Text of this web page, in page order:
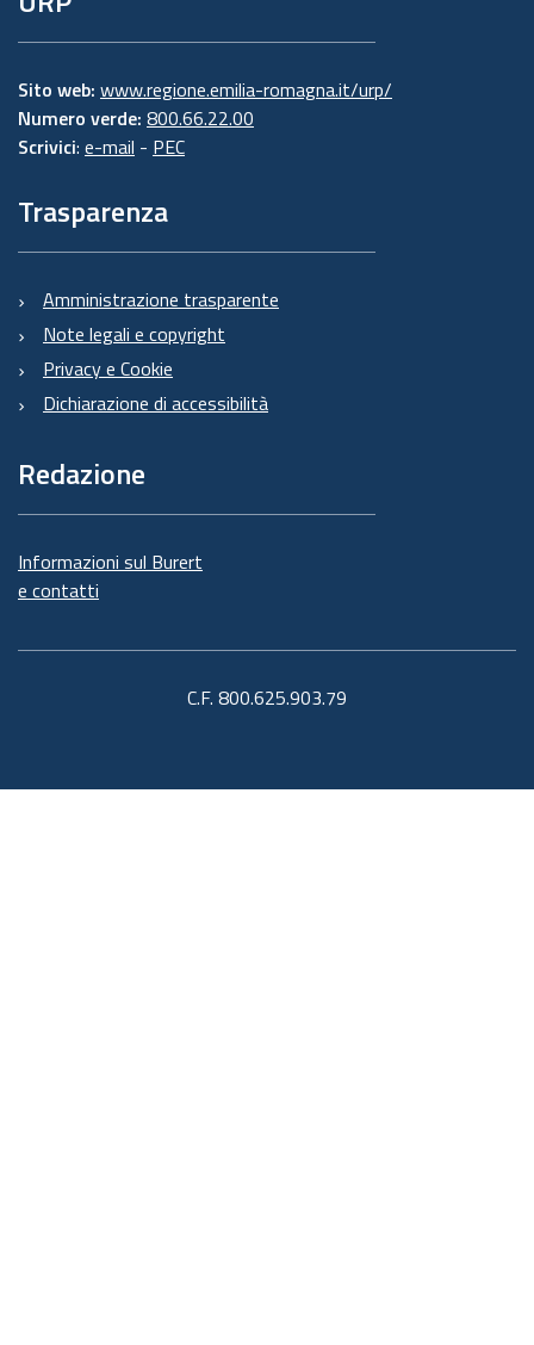
Sito web: www.regione.emilia-romagna.it/urp/
Numero verde: 800.66.22.00
Scrivici: e-mail - PEC
Trasparenza
Amministrazione trasparente
Note legali e copyright
Privacy e Cookie
Dichiarazione di accessibilità
Redazione
Informazioni sul Burert
e contatti
C.F. 800.625.903.79